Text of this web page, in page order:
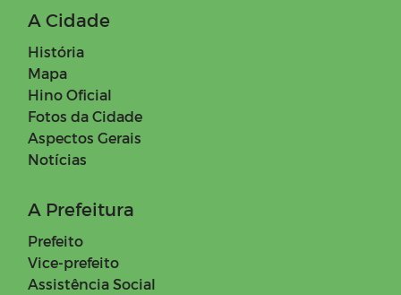
A Cidade
História
Mapa
Hino Oficial
Fotos da Cidade
Aspectos Gerais
Notícias
A Prefeitura
Prefeito
Vice-prefeito
Assistência Social